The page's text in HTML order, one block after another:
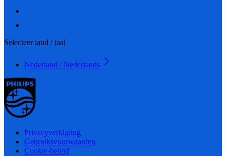
Selecteer land / taal
Nederland / Nederlands
Privacyverklaring
Gebruiksvoorwaarden
Cookie-beleid